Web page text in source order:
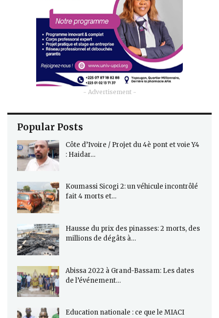
- Advertisement -
Popular Posts
Côte d’Ivoire / Projet du 4è pont et voie Y4
: Haidar…
Koumassi Sicogi 2: un véhicule incontrôlé
fait 4 morts et…
Hausse du prix des pinasses: 2 morts, des
millions de dégâts à…
Abissa 2022 à Grand-Bassam: Les dates
de l’événement…
Education nationale : ce que le MIACI